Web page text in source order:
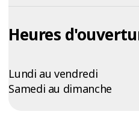
Heures
Lundi au vendredi
Samedi au dimanche